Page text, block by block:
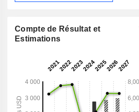
Compte de Résultat et
Estimations